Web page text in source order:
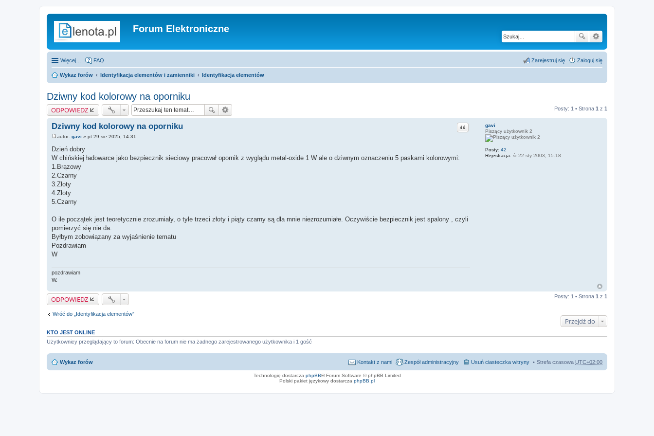
Forum Elektroniczne
Więcej… FAQ Zaloguj się
Zarejestruj się
Wykaz forów Identyfikacja elementów i zamienniki Identyfikacja elementów
Dziwny kod kolorowy na oporniku
ODPOWIEDZ Posty: 1 • Strona 1 z 1
gavi
Piszący użytkownik 2
Posty: 42
Rejestracja: śr 22 sty 2003, 15:18
Dziwny kod kolorowy na oporniku Cytuj
o
s
t
autor: gavi » pt 29 sie 2025, 14:31
Dzień dobry
W chińskiej ładowarce jako bezpiecznik sieciowy pracował opornik z wyglądu metal-oxide 1 W ale o dziwnym oznaczeniu 5 paskami kolorowymi:
1.Brązowy
2.Czarny
3.Złoty
4.Złoty
5.Czarny
O ile początek jest teoretycznie zrozumiały, o tyle trzeci złoty i piąty czarny są dla mnie niezrozumiałe. Oczywiście bezpiecznik jest spalony , czyli
pomierzyć się nie da.
Byłbym zobowiązany za wyjaśnienie tematu
Pozdrawiam
W
pozdrawiam
W.
ODPOWIEDZ Posty: 1 • Strona 1 z 1
Wróć do „Identyfikacja elementów”
Przejdź do
KTO JEST ONLINE
Użytkownicy przeglądający to forum: Obecnie na forum nie ma żadnego zarejestrowanego użytkownika i 1 gość
Wykaz forów Strefa czasowa UTC+02:00
Usuń ciasteczka witryny
Zespół administracyjny
Kontakt z nami
Technologię dostarcza phpBB® Forum Software © phpBB Limited
Polski pakiet językowy dostarcza phpBB.pl